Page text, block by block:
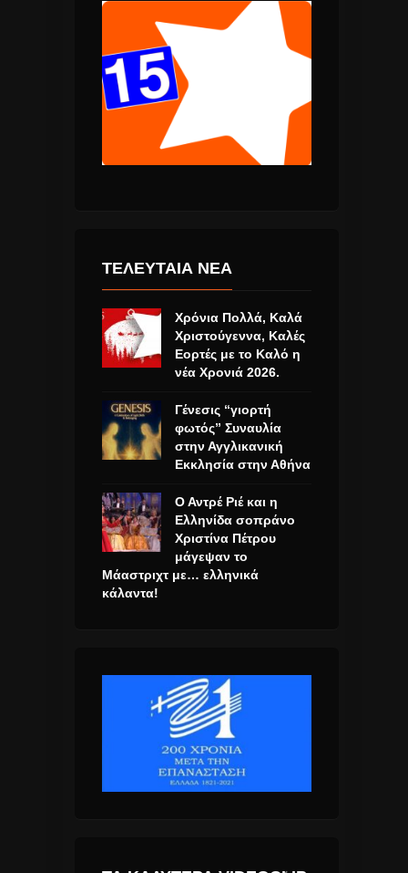
ΤΕΛΕΥΤΑΙΑ ΝΕΑ
Χρόνια Πολλά, Καλά
Χριστούγεννα, Καλές
Εορτές με το Καλό η
νέα Χρονιά 2026.
Γένεσις “γιορτή
φωτός” Συναυλία
στην Αγγλικανική
Εκκλησία στην Αθήνα
Ο Αντρέ Ριέ και η
Ελληνίδα σοπράνο
Χριστίνα Πέτρου
μάγεψαν το
Μάαστριχτ με… ελληνικά
κάλαντα!